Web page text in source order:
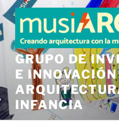
Saltar
al
contenido
GRUPO DE
E
INFANCIA